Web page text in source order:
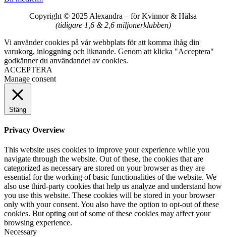
Copyright © 2025 Alexandra – för Kvinnor & Hälsa
(tidigare 1,6 & 2,6 miljonerklubben)
Vi använder cookies på vår webbplats för att komma ihåg din
varukorg, inloggning och liknande. Genom att klicka "Acceptera"
godkänner du användandet av cookies.
ACCEPTERA
Manage consent
Stäng
Privacy Overview
This website uses cookies to improve your experience while you
navigate through the website. Out of these, the cookies that are
categorized as necessary are stored on your browser as they are
essential for the working of basic functionalities of the website. We
also use third-party cookies that help us analyze and understand how
you use this website. These cookies will be stored in your browser
only with your consent. You also have the option to opt-out of these
cookies. But opting out of some of these cookies may affect your
browsing experience.
Necessary